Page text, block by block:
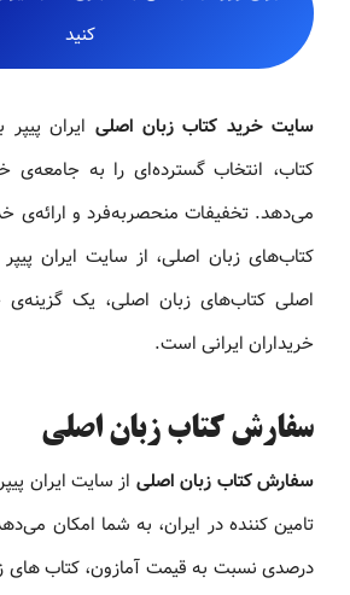
کنید
سایت خرید کتاب زبان اصلی ایران
کتاب، انتخاب گسترده‌ای را به جامعه‌ی
می‌دهد. تخفیفات منحصربه‌فرد و ارائه‌ی
کتاب‌های زبان اصلی، از سایت ایران پیپر
اصلی کتاب‌های زبان اصلی، یک گزینه‌ی
خریداران ایرانی است.
سفارش کتاب زبان اصلی
سفارش کتاب زبان اصلی از سایت ایران
درصدی نسبت به قیمت آمازون، کتاب های